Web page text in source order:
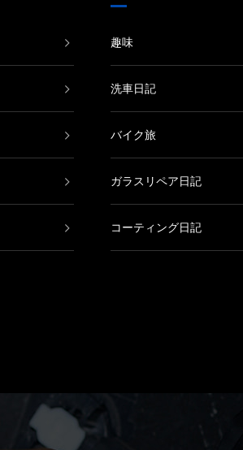
趣味
洗車日記
バイク旅
ガラスリペア日記
コーティング日記